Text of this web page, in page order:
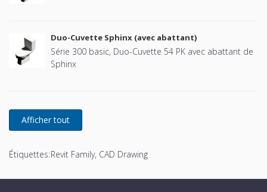
Duo-Cuvette Sphinx (avec abattant)
Série 300 basic, Duo-Cuvette 54 PK avec abattant de
Sphinx
Étiquettes:Revit Family, CAD Drawing